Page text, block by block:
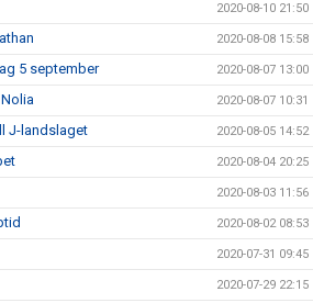
2020-08-10 21:50
2020-08-08 15:58
5 september 2020-08-07 13:00
2020-08-07 10:31
J-landslaget 2020-08-05 14:52
2020-08-04 20:25
2020-08-03 11:56
2020-08-02 08:53
2020-07-31 09:45
2020-07-29 22:15